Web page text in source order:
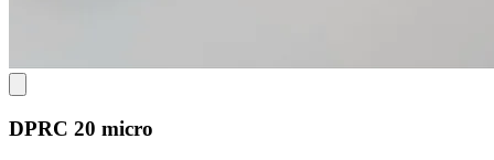
DPRC 20 micro